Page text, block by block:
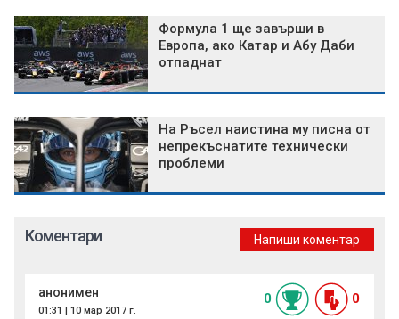
Формула 1 ще завърши в
Европа, ако Катар и Абу Даби
отпаднат
На Ръсел наистина му писна от
непрекъснатите технически
проблеми
Коментари Напиши коментар
анонимен
01:31 | 10 мар 2017 г.
0 0